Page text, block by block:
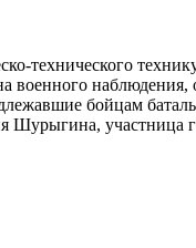
технического
военного наблюдения,
бойцам
Шурыгина, участница